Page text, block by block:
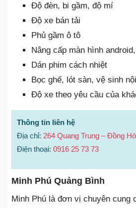
Độ đèn, bi gầm, độ mí
Độ xe bán tải
Phủ gầm ô tô
Nâng cấp màn hình
Dán phim cách nhiệt
Bọc ghế, lót sàn, vệ sinh
Độ xe theo yêu cầu của
Thông tin liên hệ
Địa chỉ: 264 Quang Trung – Đồng
Điện thoại: 0916 25 73 73
Minh Phú Quảng Bình
Minh Phú là đơn vị chuyên cung